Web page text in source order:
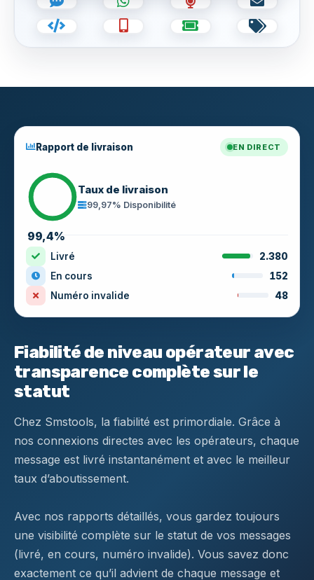
Rapport de livraison EN DIRECT
99,4%
Taux de livraison
99,97% Disponibilité
Livré
2.380
En cours
152
Numéro invalide
48
Fiabilité de niveau opérateur avec
transparence complète sur le
statut
Chez Smstools, la fiabilité est primordiale. Grâce à
nos connexions directes avec les opérateurs, chaque
message est livré instantanément et avec le meilleur
taux d’aboutissement.
Avec nos rapports détaillés, vous gardez toujours
une visibilité complète sur le statut de vos messages
(livré, en cours, numéro invalide). Vous savez donc
exactement ce qu’il advient de chaque message et